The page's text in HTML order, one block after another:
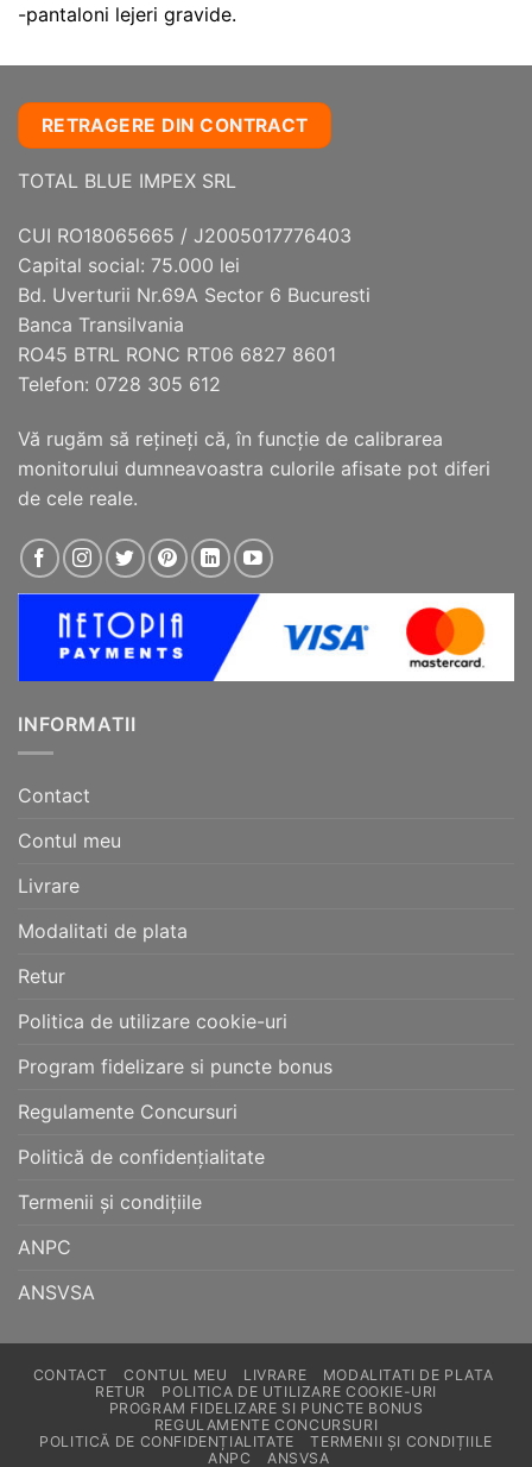
-pantaloni lejeri gravide.
RETRAGERE DIN CONTRACT
TOTAL BLUE IMPEX SRL
CUI RO18065665 / J2005017776403
Capital social: 75.000 lei
Bd. Uverturii Nr.69A Sector 6 Bucuresti
Banca Transilvania
RO45 BTRL RONC RT06 6827 8601
Telefon: 0728 305 612
Vă rugăm să reţineţi că, în funcţie de calibrarea
monitorului dumneavoastra culorile afisate pot diferi
de cele reale.
INFORMATII
Contact
Contul meu
Livrare
Modalitati de plata
Retur
Politica de utilizare cookie-uri
Program fidelizare si puncte bonus
Regulamente Concursuri
Politică de confidențialitate
Termenii și condițiile
ANPC
ANSVSA
CONTACT CONTUL MEU LIVRARE
MODALITATI DE PLATA
RETUR
POLITICA DE UTILIZARE COOKIE-URI
PROGRAM FIDELIZARE SI PUNCTE BONUS
REGULAMENTE CONCURSURI
POLITICĂ DE CONFIDENȚIALITATE
TERMENII ȘI CONDIȚIILE
ANPC
ANSVSA